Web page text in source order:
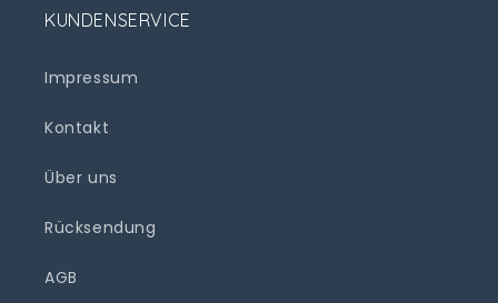
KUNDENSERVICE
Impressum
Kontakt
Über uns
Rücksendung
AGB